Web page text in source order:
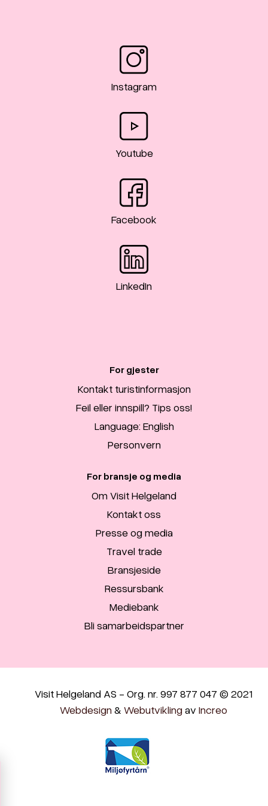
Instagram
Youtube
Facebook
LinkedIn
For gjester
Kontakt turistinformasjon
Feil eller innspill? Tips oss!
Language: English
Personvern
For bransje og media
Om Visit Helgeland
Kontakt oss
Presse og media
Travel trade
Bransjeside
Ressursbank
Mediebank
Bli samarbeidspartner
Visit Helgeland AS - Org. nr. 997 877 047 © 2021
Webdesign & Webutvikling av Increo